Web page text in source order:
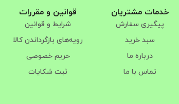
خدمات مشتریان
پیگیری سفارش
سبد خرید
درباره ما
تماس با ما
قوانین و مقررات
شرایط و قوانین
رویه‌های بازگرداندن کالا
حریم خصوصی
ثبت شکایات